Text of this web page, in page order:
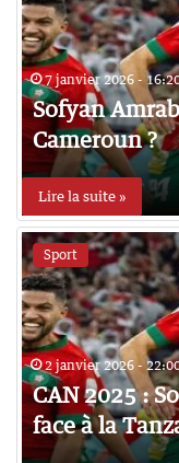
7 janvier 2026 -
Sofyan
Cameroun ?
Lire la suite »
Sport
2 janvier 2026 -
CAN 2025 :
face à la